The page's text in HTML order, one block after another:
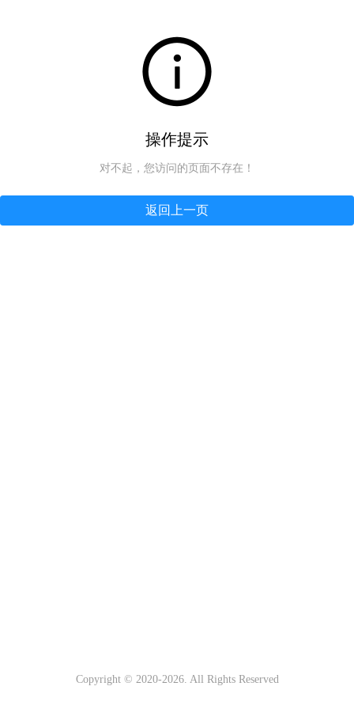
操作提示
对不起，您访问的页面不存在！
返回上一页
Copyright © 2020-2026. All Rights Reserved